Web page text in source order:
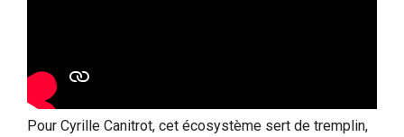
Pour Cyrille Canitrot, cet écosystème sert de tremplin,